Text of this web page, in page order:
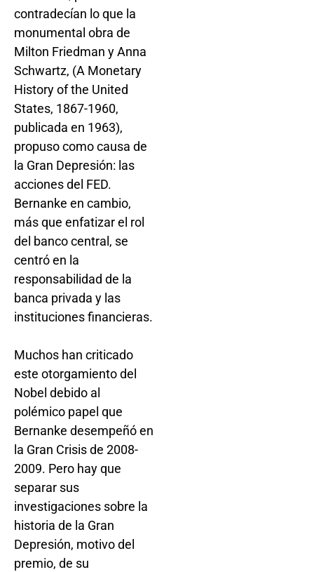
contradecían lo que la
monumental obra de
Milton Friedman y Anna
Schwartz, (A Monetary
History of the United
States, 1867-1960,
publicada en 1963),
propuso como causa de
la Gran Depresión: las
acciones del FED.
Bernanke en cambio,
más que enfatizar el rol
del banco central, se
centró en la
responsabilidad de la
banca privada y las
instituciones financieras.
Muchos han criticado
este otorgamiento del
Nobel debido al
polémico papel que
Bernanke desempeñó en
la Gran Crisis de 2008-
2009. Pero hay que
separar sus
investigaciones sobre la
historia de la Gran
Depresión, motivo del
premio, de su